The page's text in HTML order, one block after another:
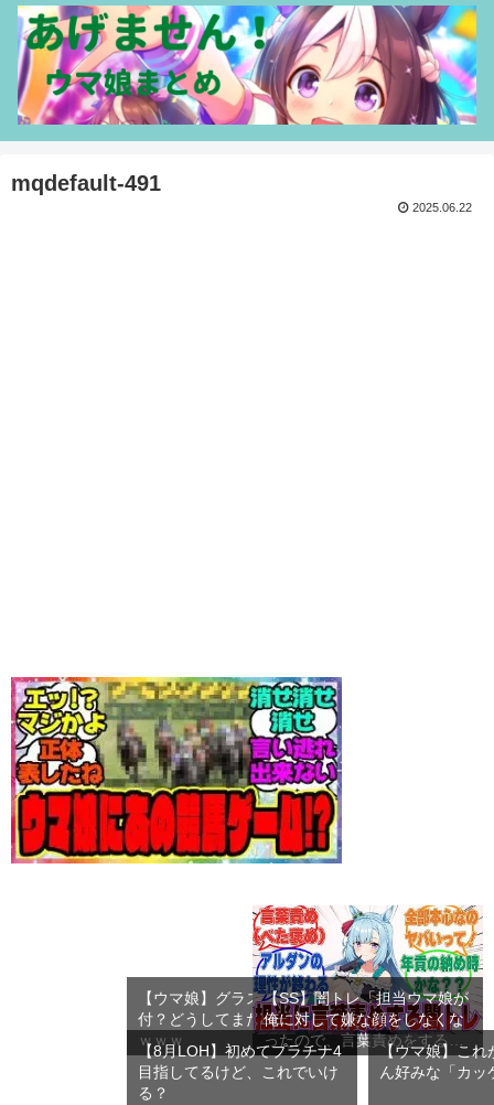
mqdefault-491
2025.06.22
【ウマ娘】グラス「赤魚の煮
付？どうしてまた…」→ 結果
ｗｗｗ
【SS】闇トレ「担当ウマ娘が
俺に対して嫌な顔をしなくな
ったので、言葉責めをする
こ…
【8月LOH】初めてプラチナ4
目指してるけど、これでいけ
る？
【ウマ娘】これ
ん好みな「カッ